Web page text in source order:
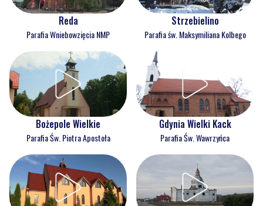
Reda
Parafia Wniebowzięcia NMP
Strzebielino
Parafia św. Maksymiliana Kolbego
Bożepole Wielkie
Parafia Św. Piotra Apostoła
Gdynia Wielki Kack
Parafia Św. Wawrzyńca